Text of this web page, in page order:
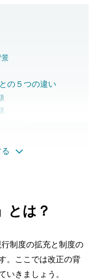
の５つの違い
度枠が復活するかど
られるメリット
るため運用益が増え
る必要性が減る
枠」「成長投資枠」の
とは？
制度の拡充と制度の
。ここでは改正の背
きましょう。